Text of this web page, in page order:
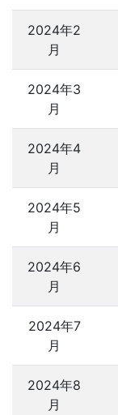
2024年2
月
2024年3
月
2024年4
月
2024年5
月
2024年6
月
2024年7
月
2024年8
月